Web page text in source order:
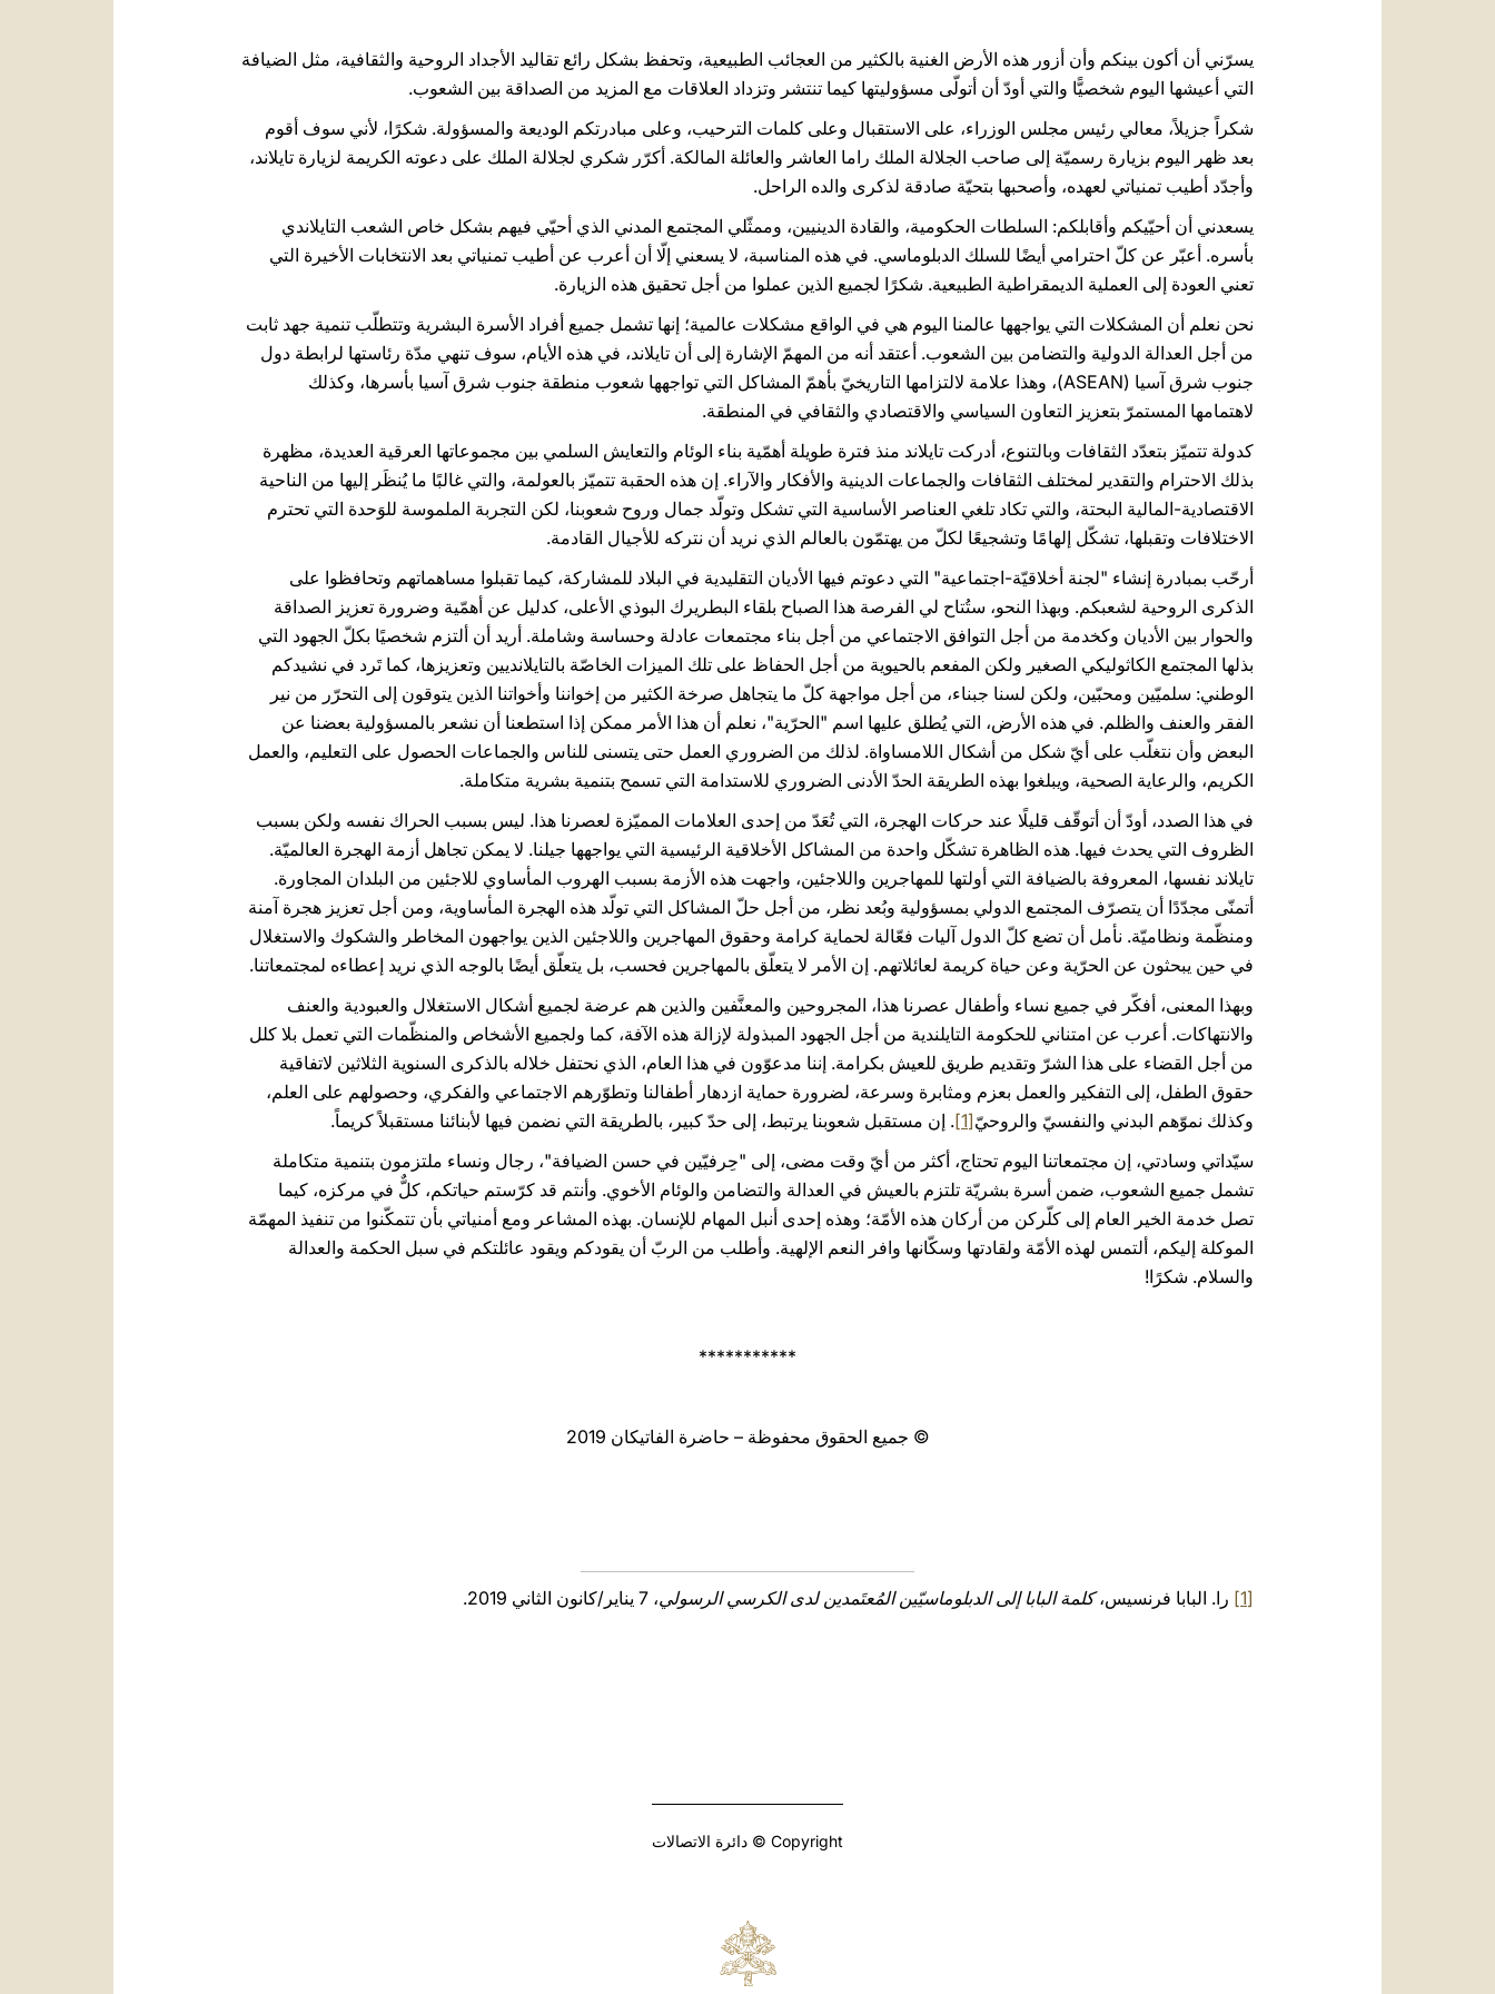
يسرّني أن أكون بينكم وأن أزور هذه الأرض الغنية بالكثير من العجائب الطبيعية، وتحفظ بشكل رائع تقاليد الأجداد الروحية والثقافية، مثل الضيافة
التي أعيشها اليوم شخصيًّا والتي أودّ أن أتولّى مسؤوليتها كيما تنتشر وتزداد العلاقات مع المزيد من الصداقة بين الشعوب.
شكراً جزيلاً، معالي رئيس مجلس الوزراء، على الاستقبال وعلى كلمات الترحيب، وعلى مبادرتكم الوديعة والمسؤولة. شكرًا، لأني سوف أقوم
بعد ظهر اليوم بزيارة رسميّة إلى صاحب الجلالة الملك راما العاشر والعائلة المالكة. أكرّر شكري لجلالة الملك على دعوته الكريمة لزيارة تايلاند،
وأجدّد أطيب تمنياتي لعهده، وأصحبها بتحيّة صادقة لذكرى والده الراحل.
يسعدني أن أحيّيكم وأقابلكم: السلطات الحكومية، والقادة الدينيين، وممثّلي المجتمع المدني الذي أحيّي فيهم بشكل خاص الشعب التايلاندي
بأسره. أعبّر عن كلّ احترامي أيضًا للسلك الدبلوماسي. في هذه المناسبة، لا يسعني إلّا أن أعرب عن أطيب تمنياتي بعد الانتخابات الأخيرة التي
تعني العودة إلى العملية الديمقراطية الطبيعية. شكرًا لجميع الذين عملوا من أجل تحقيق هذه الزيارة.
نحن نعلم أن المشكلات التي يواجهها عالمنا اليوم هي في الواقع مشكلات عالمية؛ إنها تشمل جميع أفراد الأسرة البشرية وتتطلّب تنمية جهد ثابت
من أجل العدالة الدولية والتضامن بين الشعوب. أعتقد أنه من المهمّ الإشارة إلى أن تايلاند، في هذه الأيام، سوف تنهي مدّة رئاستها لرابطة دول
جنوب شرق آسيا (ASEAN)، وهذا علامة لالتزامها التاريخيّ بأهمّ المشاكل التي تواجهها شعوب منطقة جنوب شرق آسيا بأسرها، وكذلك
لاهتمامها المستمرّ بتعزيز التعاون السياسي والاقتصادي والثقافي في المنطقة.
كدولة تتميّز بتعدّد الثقافات وبالتنوع، أدركت تايلاند منذ فترة طويلة أهمّية بناء الوئام والتعايش السلمي بين مجموعاتها العرقية العديدة، مظهرة
بذلك الاحترام والتقدير لمختلف الثقافات والجماعات الدينية والأفكار والآراء. إن هذه الحقبة تتميّز بالعولمة، والتي غالبًا ما يُنظَر إليها من الناحية
الاقتصادية-المالية البحتة، والتي تكاد تلغي العناصر الأساسية التي تشكل وتولّد جمال وروح شعوبنا، لكن التجربة الملموسة للوَحدة التي تحترم
الاختلافات وتقبلها، تشكّل إلهامًا وتشجيعًا لكلّ من يهتمّون بالعالم الذي نريد أن نتركه للأجيال القادمة.
أرحّب بمبادرة إنشاء "لجنة أخلاقيّة-اجتماعية" التي دعوتم فيها الأديان التقليدية في البلاد للمشاركة، كيما تقبلوا مساهماتهم وتحافظوا على
الذكرى الروحية لشعبكم. وبهذا النحو، ستُتاح لي الفرصة هذا الصباح بلقاء البطريرك البوذي الأعلى، كدليل عن أهمّية وضرورة تعزيز الصداقة
والحوار بين الأديان وكخدمة من أجل التوافق الاجتماعي من أجل بناء مجتمعات عادلة وحساسة وشاملة. أريد أن ألتزم شخصيًا بكلّ الجهود التي
بذلها المجتمع الكاثوليكي الصغير ولكن المفعم بالحيوية من أجل الحفاظ على تلك الميزات الخاصّة بالتايلانديين وتعزيزها، كما تَرد في نشيدكم
الوطني: سلميّين ومحبّين، ولكن لسنا جبناء، من أجل مواجهة كلّ ما يتجاهل صرخة الكثير من إخواننا وأخواتنا الذين يتوقون إلى التحرّر من نير
الفقر والعنف والظلم. في هذه الأرض، التي يُطلق عليها اسم "الحرّية"، نعلم أن هذا الأمر ممكن إذا استطعنا أن نشعر بالمسؤولية بعضنا عن
البعض وأن نتغلّب على أيّ شكل من أشكال اللامساواة. لذلك من الضروري العمل حتى يتسنى للناس والجماعات الحصول على التعليم، والعمل
الكريم، والرعاية الصحية، ويبلغوا بهذه الطريقة الحدّ الأدنى الضروري للاستدامة التي تسمح بتنمية بشرية متكاملة.
في هذا الصدد، أودّ أن أتوقّف قليلًا عند حركات الهجرة، التي تُعَدّ من إحدى العلامات المميّزة لعصرنا هذا. ليس بسبب الحراك نفسه ولكن بسبب
الظروف التي يحدث فيها. هذه الظاهرة تشكّل واحدة من المشاكل الأخلاقية الرئيسية التي يواجهها جيلنا. لا يمكن تجاهل أزمة الهجرة العالميّة.
تايلاند نفسها، المعروفة بالضيافة التي أولتها للمهاجرين واللاجئين، واجهت هذه الأزمة بسبب الهروب المأساوي للاجئين من البلدان المجاورة.
أتمنّى مجدّدًا أن يتصرّف المجتمع الدولي بمسؤولية وبُعد نظر، من أجل حلّ المشاكل التي تولّد هذه الهجرة المأساوية، ومن أجل تعزيز هجرة آمنة
ومنظّمة ونظاميّة. نأمل أن تضع كلّ الدول آليات فعّالة لحماية كرامة وحقوق المهاجرين واللاجئين الذين يواجهون المخاطر والشكوك والاستغلال
في حين يبحثون عن الحرّية وعن حياة كريمة لعائلاتهم. إن الأمر لا يتعلّق بالمهاجرين فحسب، بل يتعلّق أيضًا بالوجه الذي نريد إعطاءه لمجتمعاتنا.
وبهذا المعنى، أفكّر في جميع نساء وأطفال عصرنا هذا، المجروحين والمعنَّفين والذين هم عرضة لجميع أشكال الاستغلال والعبودية والعنف
والانتهاكات. أعرب عن امتناني للحكومة التايلندية من أجل الجهود المبذولة لإزالة هذه الآفة، كما ولجميع الأشخاص والمنظّمات التي تعمل بلا كلل
من أجل القضاء على هذا الشرّ وتقديم طريق للعيش بكرامة. إننا مدعوّون في هذا العام، الذي نحتفل خلاله بالذكرى السنوية الثلاثين لاتفاقية
حقوق الطفل، إلى التفكير والعمل بعزم ومثابرة وسرعة، لضرورة حماية ازدهار أطفالنا وتطوّرهم الاجتماعي والفكري، وحصولهم على العلم،
وكذلك نموّهم البدني والنفسيّ والروحيّ[1]
. إن مستقبل شعوبنا يرتبط، إلى حدّ كبير، بالطريقة التي نضمن فيها لأبنائنا مستقبلاً كريماً.
سيّداتي وسادتي، إن مجتمعاتنا اليوم تحتاج، أكثر من أيّ وقت مضى، إلى "حِرفيّين في حسن الضيافة"، رجال ونساء ملتزمون بتنمية متكاملة
تشمل جميع الشعوب، ضمن أسرة بشريّة تلتزم بالعيش في العدالة والتضامن والوئام الأخوي. وأنتم قد كرّستم حياتكم، كلٌّ في مركزه، كيما
تصل خدمة الخير العام إلى كلّركن من أركان هذه الأمّة؛ وهذه إحدى أنبل المهام للإنسان. بهذه المشاعر ومع أمنياتي بأن تتمكّنوا من تنفيذ المهمّة
الموكلة إليكم، ألتمس لهذه الأمّة ولقادتها وسكّانها وافر النعم الإلهية. وأطلب من الربّ أن يقودكم ويقود عائلتكم في سبل الحكمة والعدالة
والسلام. شكرًا!
***********
© جميع الحقوق محفوظة – حاضرة الفاتيكان 2019
[1] را. البابا فرنسيس،كلمة البابا إلى الدبلوماسيّين المُعتَمدين لدى الكرسي الرسولي، 7 يناير/كانون الثاني 2019.
Copyright © دائرة الاتصالات